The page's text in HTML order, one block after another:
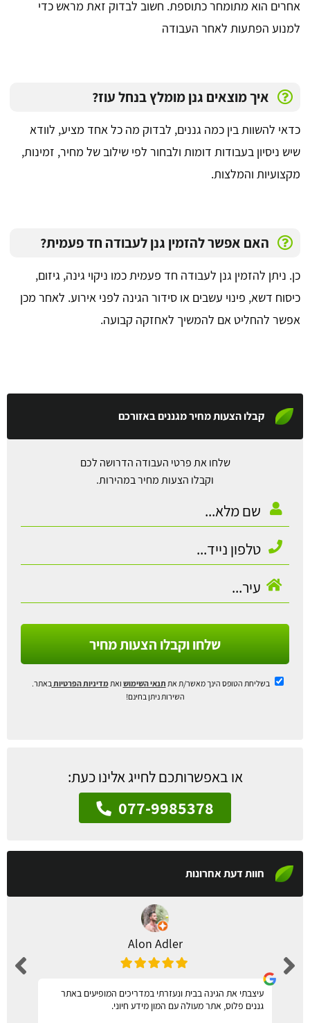
אחרים הוא מתומחר כתוספת. חשוב לבדוק זאת מראש כדי
למנוע הפתעות לאחר העבודה
איך מוצאים גנן מומלץ בנחל עוז?
כדאי להשוות בין כמה גננים, לבדוק מה כל אחד מציע, לוודא
שיש ניסיון בעבודות דומות ולבחור לפי שילוב של מחיר, זמינות,
מקצועיות והמלצות.
האם אפשר להזמין גנן לעבודה חד פעמית?
כן. ניתן להזמין גנן לעבודה חד פעמית כמו ניקוי גינה, גיזום,
כיסוח דשא, פינוי עשבים או סידור הגינה לפני אירוע. לאחר מכן
אפשר להחליט אם להמשיך לאחזקה קבועה.
קבלו הצעות מחיר מגננים באזורכם
שלחו את פרטי העבודה הדרושה לכם
וקבלו הצעות מחיר במהירות.
שלחו וקבלו הצעות מחיר
בשליחת הטופס הינך מאשר/ת את תנאי השימוש ואתמדיניות הפרטיותבאתר.
השירות ניתן בחינם!
או באפשרותכם לחייג אלינו כעת:
077-9985378
חוות דעת אחרונות
Alon Adler
עיצבתי את הגינה בבית ונעזרתי במדריכים המופיעים באתר
גננים פלוס, אתר מעולה עם המון מידע חיוני.